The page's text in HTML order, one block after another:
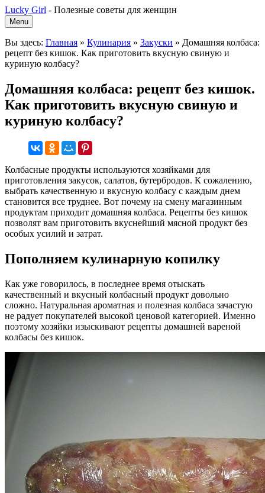
Lucky Girl - Полезные советы для женщин
Menu
Вы здесь: Главная » Кулинария » Закуски » Домашняя колбаса:
рецепт без кишок. Как приготовить вкусную свиную и
куриную колбасу?
Домашняя колбаса: рецепт без кишок.
Как приготовить вкусную свиную и
куриную колбасу?
Колбасные продукты используются хозяйками для
приготовления закусок, салатов, бутербродов. К сожалению,
выбрать качественную и вкусную колбасу с каждым днем
становится все труднее. Вот почему на смену магазинным
продуктам приходит домашняя колбаса. Рецепты без кишок
позволят вам приготовить вкуснейший мясной продукт без
особых усилий и затрат.
Пополняем кулинарную копилку
Как уже говорилось, в последнее время отыскать
качественный и вкусный колбасный продукт довольно
сложно. Натуральная ароматная и полезная колбаса зачастую
не радует покупателей высокой ценовой категорией. Именно
поэтому хозяйки изыскивают рецепты домашней вареной
колбасы без кишок.